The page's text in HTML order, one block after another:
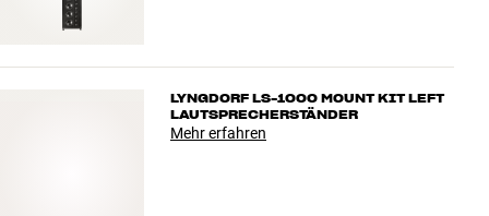
LYNGDORF LS-1000 MOUNT KIT LEFT
LAUTSPRECHERSTÄNDER
Mehr erfahren